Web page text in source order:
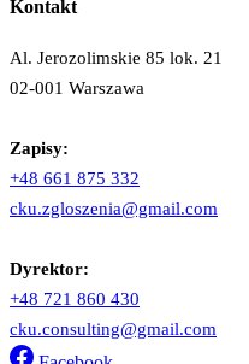
Kontakt
Al. Jerozolimskie 85 lok. 21
02-001 Warszawa
Zapisy:
+48 661 875 332
cku.zgloszenia@gmail.com
Dyrektor:
+48 721 860 430
cku.consulting@gmail.com